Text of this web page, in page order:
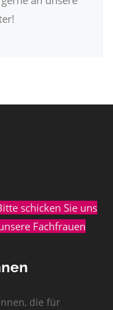
schicken Sie uns
Fachfrauen
die für